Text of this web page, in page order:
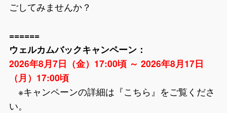
ごしてみませんか？
======
ウェルカムバックキャンペーン：
2026年8月7日（金）17:00頃 ～ 2026年8月17日
（月）17:00頃
※キャンペーンの詳細は『こちら』をご覧くださ
い。